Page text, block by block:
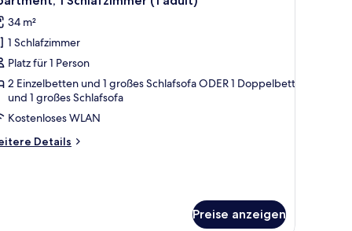
34 m²
1 Schlafzimmer
Platz für 1 Person
2 Einzelbetten und 1 großes Schlafsofa ODER 1 Doppelbett
und 1 großes Schlafsofa
Kostenloses WLAN
Details
Preise anzeigen